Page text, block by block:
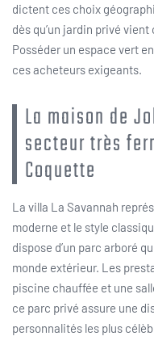
dictent ces choix
dès qu’un jardin privé
Posséder un espace vert
ces acheteurs exigeants.
La maison de
secteur très
Coquette
La villa La Savannah
moderne et le style
dispose d’un parc arboré
monde extérieur. Les
piscine chauffée et une
ce parc privé assure une
personnalités les plus